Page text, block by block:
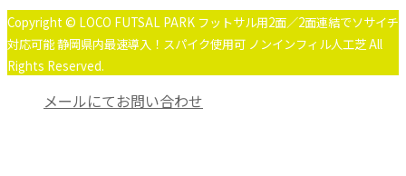
Copyright © LOCO FUTSAL PARK フットサル用2面／2面連結でソサイチ
対応可能 静岡県内最速導入！スパイク使用可 ノンインフィル人工芝 All
Rights Reserved.
メールにてお問い合わせ